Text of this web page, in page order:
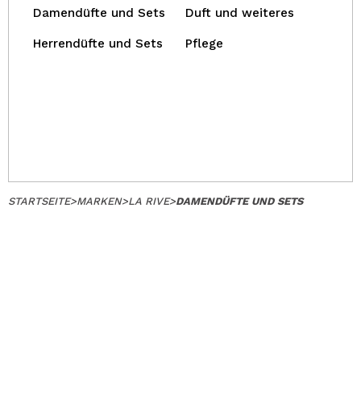
Damendüfte und Sets Duft und weiteres
Herrendüfte und Sets Pflege
STARTSEITE>MARKEN>LA RIVE>DAMENDÜFTE UND SETS